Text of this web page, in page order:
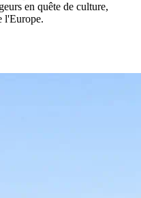
en quête de culture,
l'Europe.